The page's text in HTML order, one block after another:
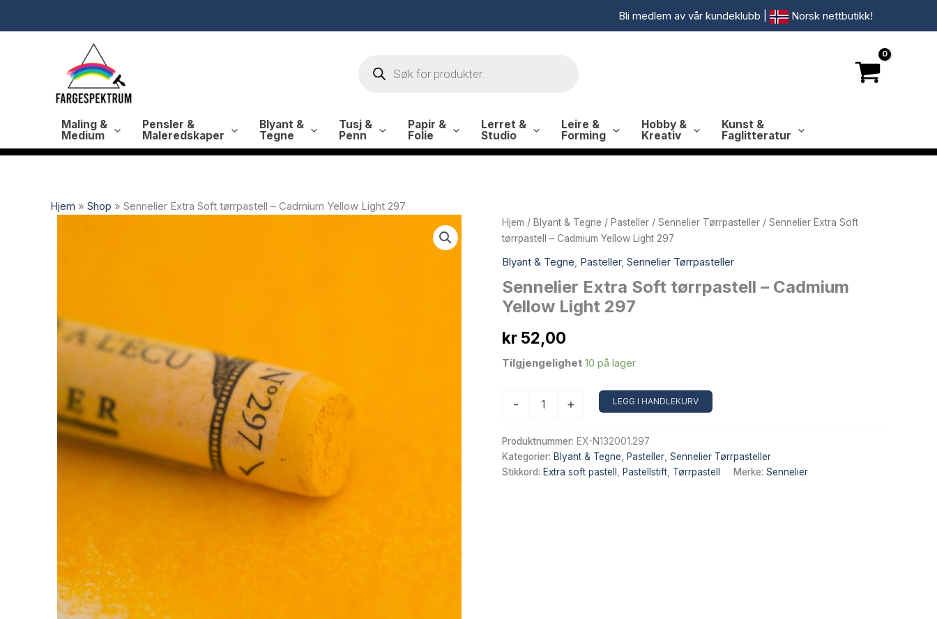
Bli medlem av vår kundeklubb Norsk nettbutikk!
search
Maling &
Medium
Pensler &
Maleredskaper
Blyant &
Tegne
Tusj &
Penn
Papir &
Folie
Lerret &
Studio
Leire &
Forming
Hobby &
Kreativ
Kunst &
Faglitteratur
Hjem » Shop » Sennelier Extra Soft tørrpastell – Cadmium Yellow Light 297
Hjem / Blyant & Tegne / Pasteller / Sennelier Tørrpasteller / Sennelier Extra Soft
tørrpastell – Cadmium Yellow Light 297
Blyant & Tegne Pasteller, Sennelier Tørrpasteller
Sennelier Extra Soft tørrpastell – Cadmium
Yellow Light 297
kr 52,00
Tilgjengelighet 10 på lager
-
tørrpastell
–
Cadmium
+ LEGG I HANDLEKURV
Produktnummer: EX-N132001.297
Kategorier: Blyant & Tegne, Pasteller, Sennelier Tørrpasteller
Stikkord: Extra soft pastell , Pastellstift, Tørrpastell Merke: Sennelier